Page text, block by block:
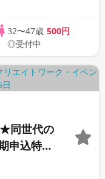
32〜47歳 500円
◎受付中
同世代の
申込特